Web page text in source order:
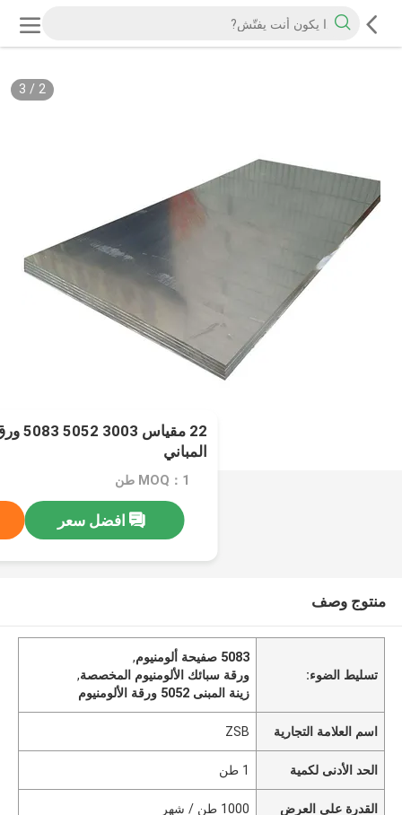
2
/
3
22
المباني
MOQ：1 طن
افضل سعر
منتوج وصف
تسليط الضوء:
5083 صفيحة ألومنيوم
,
ورقة سبائك الألومنيوم المخصصة,
زينة المبنى 5052 ورقة الألومنيوم
اسم العلامة التجارية ZSB
الحد الأدنى لكمية 1 طن
القدرة على العرض 1000 طن / شهر